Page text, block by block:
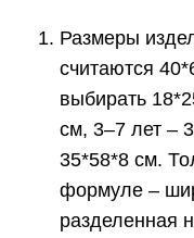
Размеры
считаются
выбирать
см, 3–7 лет –
35*58*8 см.
формуле –
разделенная